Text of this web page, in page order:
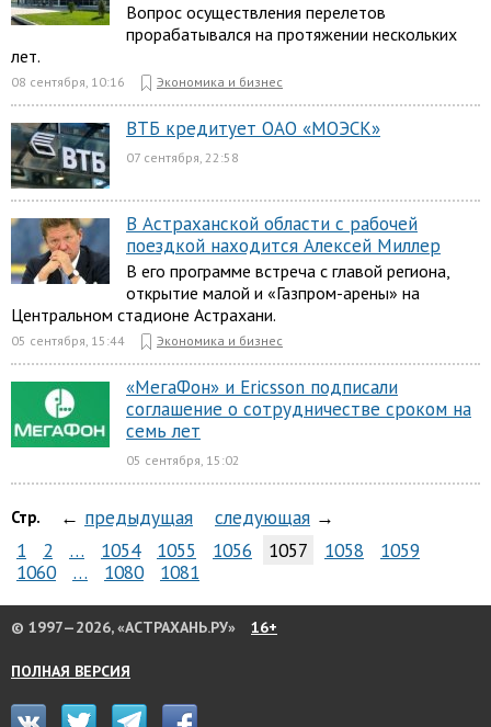
Вопрос осуществления перелетов
прорабатывался на протяжении нескольких
лет.
08 сентября, 10:16 Экономика и бизнес
ВТБ кредитует ОАО «МОЭСК»
07 сентября, 22:58
В Астраханской области с рабочей
поездкой находится Алексей Миллер
В его программе встреча с главой региона,
открытие малой и «Газпром-арены» на
Центральном стадионе Астрахани.
05 сентября, 15:44 Экономика и бизнес
«МегаФон» и Ericsson подписали
соглашение о сотрудничестве сроком на
семь лет
05 сентября, 15:02
Стр. ← предыдущая следующая →
1
2 … 1054 1055 1056 1057 1058
1059
1060
… 1080 1081
© 1997—2026, «АСТРАХАНЬ.РУ» 16+
ПОЛНАЯ ВЕРСИЯ